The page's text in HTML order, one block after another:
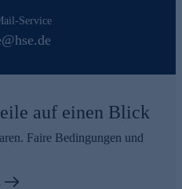
Service
auf einen Blick
Faire Bedingungen und